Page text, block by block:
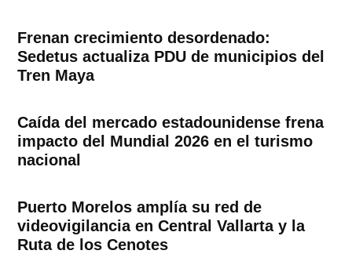
Frenan crecimiento desordenado:
Sedetus actualiza PDU de municipios del
Tren Maya
Caída del mercado estadounidense frena
impacto del Mundial 2026 en el turismo
nacional
Puerto Morelos amplía su red de
videovigilancia en Central Vallarta y la
Ruta de los Cenotes